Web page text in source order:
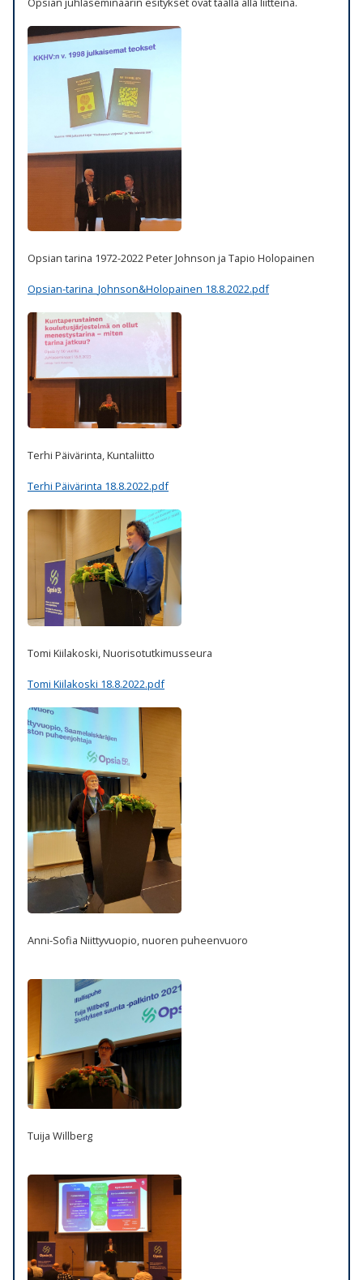
Opsian tarina 1972-2022 Peter Johnson ja Tapio Holopainen
Opsian-tarina_Johnson&Holopainen 18.8.2022.pdf
Terhi Päivärinta, Kuntaliitto
Terhi Päivärinta 18.8.2022.pdf
Tomi Kiilakoski, Nuorisotutkimusseura
Tomi Kiilakoski 18.8.2022.pdf
Anni-Sofia Niittyvuopio, nuoren puheenvuoro
Tuija Willberg